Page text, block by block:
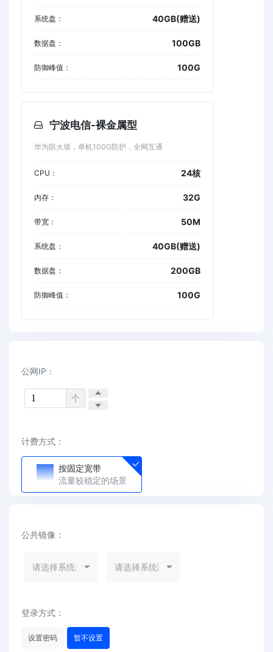
系统盘： 40GB(赠送)
数据盘： 100GB
防御峰值： 100G
宁波电信-裸金属型
华为防火墙，单机100G防护，全网互通
CPU： 24核
内存： 32G
带宽： 50M
系统盘： 40GB(赠送)
数据盘： 200GB
防御峰值： 100G
公网IP：
个
计费方式：
按固定宽带
流量较稳定的场景
公共镜像：
请选择系统类别 请选择系统版本
登录方式：
设置密码 暂不设置